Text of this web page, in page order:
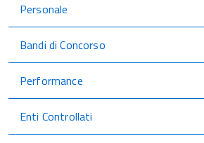
Personale
Bandi di Concorso
Performance
Enti Controllati